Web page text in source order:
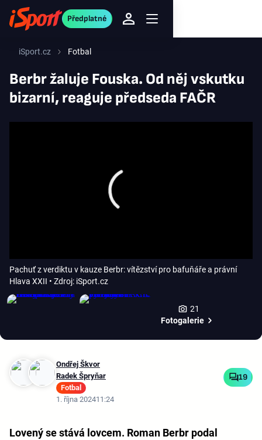
Předplatné
iSport.cz Fotbal
Berbr žaluje Fouska. Od něj vskutku
bizarní, reaguje předseda FAČR
Pachuť z verdiktu v kauze Berbr: vítězství pro bafuňáře a právní
Hlava XXII • Zdroj: iSport.cz
21
Fotogalerie
Ondřej Škvor
Radek Špryňar
Fotbal
1. října 202411:24
19
Lovený se stává lovcem. Roman Berbr podal